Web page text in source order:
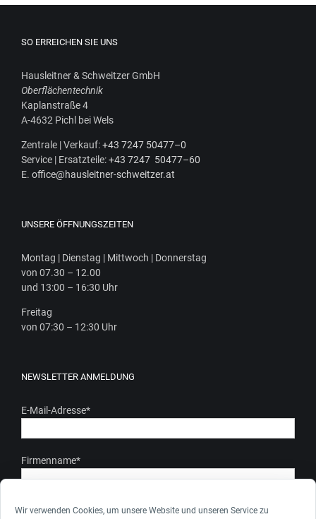
Wir verwenden Cookies, um unsere Website und unseren Service zu
SO ERREICHEN SIE UNS
Haus­leit­ner & Schweit­zer GmbH
Ober­flä­chen­tech­nik
Kaplan­stra­ße 4
A‑4632 Pichl bei Wels
Zen­tra­le | Ver­kauf:+43 7247 50477–0
Ser­vice | Ersatz­tei­le:+43 7247 50477–60
E. office@hausleitner-schweitzer.at
UNSERE ÖFFNUNGSZEITEN
Mon­tag | Diens­tag | Mitt­woch | Donnerstag
von 07.30 – 12.00
und 13:00 – 16:30 Uhr
Frei­tag
von 07:30 – 12:30 Uhr
NEWSLETTER ANMELDUNG
E-Mail-Adresse*
Firmenname*
Ich stimme zu, dass meine personenbezogenen Daten gem.